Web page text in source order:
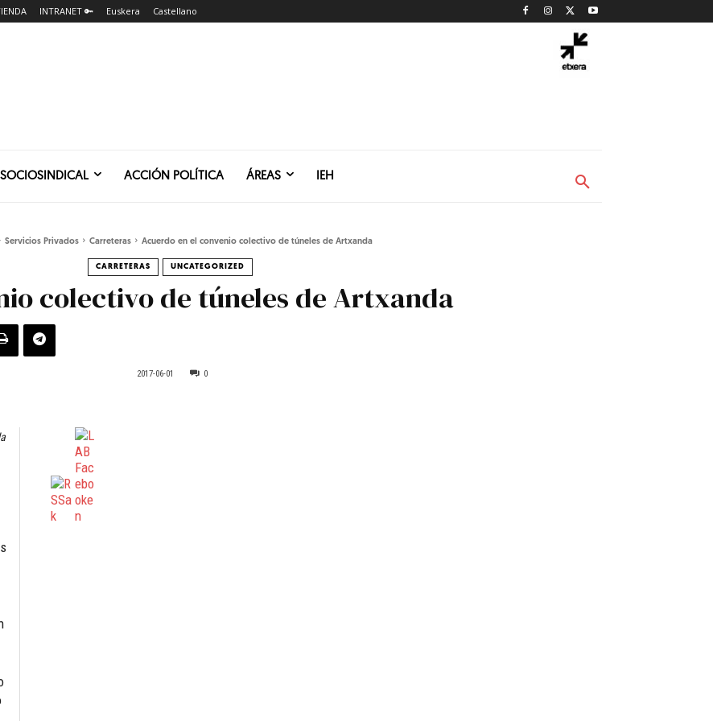
INTRANET 🔑 Euskera Castellano
ACCIÓN POLÍTICA ÁREAS IEH
Servicios Privados Carreteras Acuerdo en el convenio colectivo de túneles de Artxanda
CARRETERAS UNCATEGORIZED
colectivo de túneles de Artxanda
2017-06-01 0